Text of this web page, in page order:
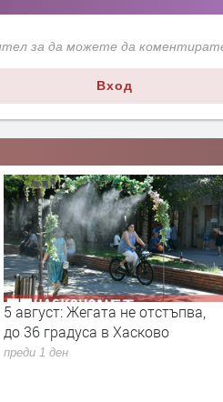
за да можете да
Вход
5 август: Жегата не отстъпва,
до 36 градуса в Хасково
преди 1 ден